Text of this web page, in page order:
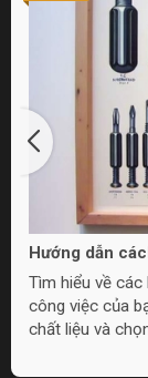
Hướng dẫn
việc của bạn
Tìm hiểu về
công việc của
chất liệu và